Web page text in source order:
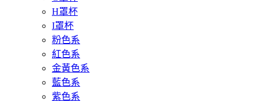
H罩杯
I罩杯
粉色系
紅色系
金黃色系
藍色系
紫色系